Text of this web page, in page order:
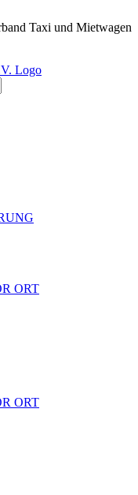
Taxi und Mietwagen
ORT
ORT